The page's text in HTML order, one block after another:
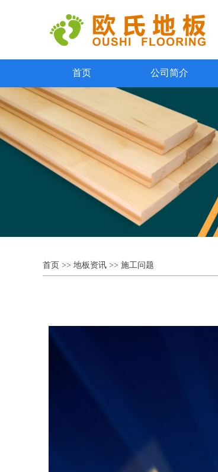
首页 公司简介
首页 >> 地板资讯 >> 施工问题